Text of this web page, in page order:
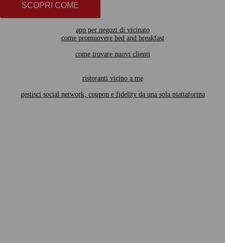
SCOPRI COME
app per negozi di vicinato
come promuovere bed and breakfast
come trovare nuovi clienti
ristoranti vicino a me
gestisci social network, coupon e fidelity da una sola piattaforma